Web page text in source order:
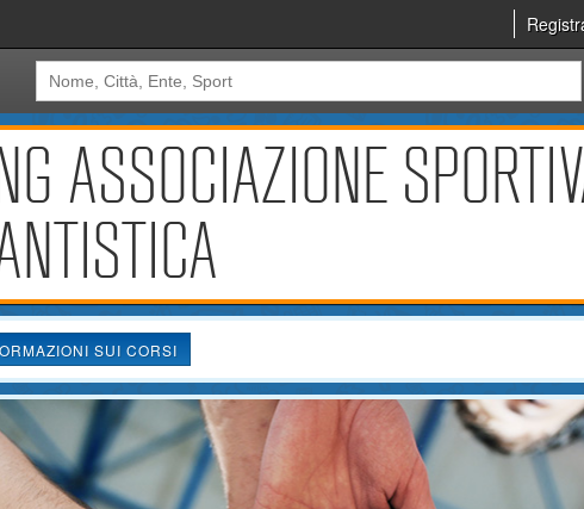
ASSOCIAZIONE
SUI CORSI